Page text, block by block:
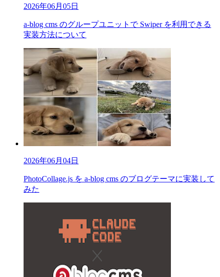
2026年06月05日
a-blog cms のグループユニットで Swiper を利用できる
実装方法について
2026年06月04日
PhotoCollage.js を a-blog cms のブログテーマに実装して
みた